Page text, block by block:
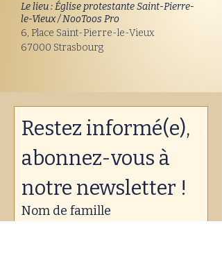
Le lieu : Église protestante Saint-Pierre-
le-Vieux /NooToos Pro
6, Place Saint-Pierre-le-Vieux
67000 Strasbourg
Restez informé(e),
abonnez-vous à
notre newsletter !
Nom de famille